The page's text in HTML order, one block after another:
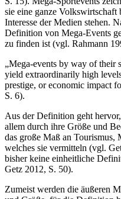
sie eine ganze
Interesse der Medien stehen.
Definition von Mega-Events
zu finden ist (vgl. Rahmann
„Mega-events by way of their
yield extraordinarily high
prestige, or economic impact
S. 6).
Aus der Definition geht
allem durch ihre Größe und
das große Maß an Tourismus,
welches sie vermitteln (vgl.
bisher keine einheitliche
Getz 2012, S. 50).
Zumeist werden die äußeren